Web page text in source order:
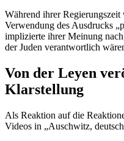
Während ihrer
Verwendung des Ausdrucks
implizierte ihrer Meinung
der Juden verantwortlich
Von der Leyen
Klarstellung
Als Reaktion auf die
Videos in „Auschwitz,